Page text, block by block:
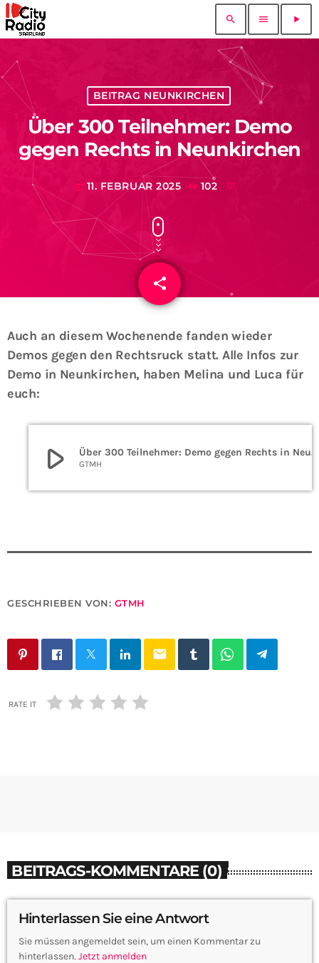
search menu play_arrow
BEITRAG NEUNKIRCHEN
Über 300 Teilnehmer: Demo
gegen Rechts in Neunkirchen
today 11. FEBRUAR 2025 102
share
email
Auch an diesem Wochenende fanden wieder
Demos gegen den Rechtsruck statt. Alle Infos zur
Demo in Neunkirchen, haben Melina und Luca für
euch:
play_arrow Über 300 Teilnehmer: Demo gegen Rechts in Neunkirchen
GTMH
GESCHRIEBEN VON: GTMH
email
RATE IT
BEITRAGS-KOMMENTARE (0)
Hinterlassen Sie eine Antwort
Sie müssen angemeldet sein, um einen Kommentar zu
hinterlassen. Jetzt anmelden